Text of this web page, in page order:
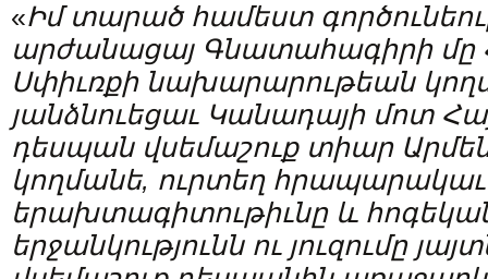
«Իմ տարած համեստ
արժանացայ Գնատահագիրի մը
Սփիւռքի նախարարութեան
յանձնուեցաւ Կանադայի մոտ
դեսպան վսեմաշուք տիար
կողմանե, ուրտեղ հրապարակաւ
երախտագիտութիւնը և
երջանկությունն ու յուզումը